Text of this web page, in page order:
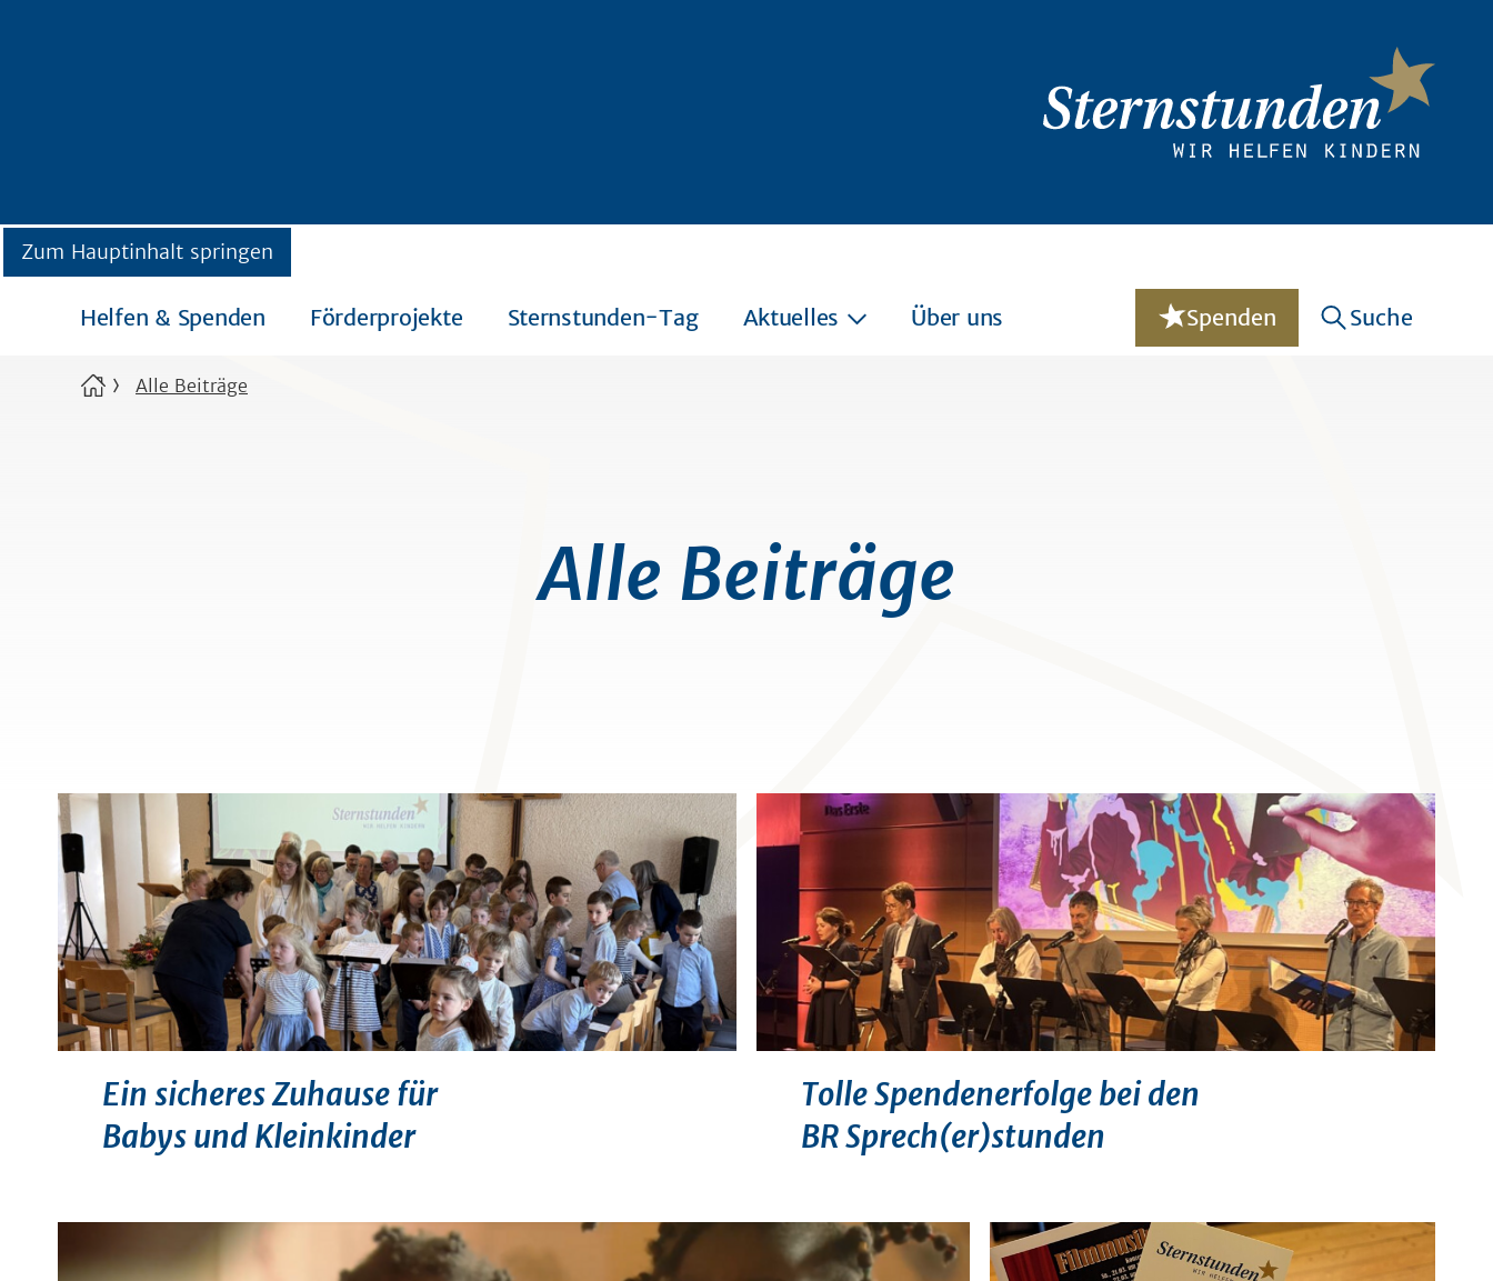
Zum Hauptinhalt springen
Helfen & Spenden Förderprojekte Sternstunden-Tag Aktuelles Über uns Spenden Suche
Alle Beiträge
Alle Beiträge
Ein sicheres Zuhause für
Babys und Kleinkinder
Tolle Spendenerfolge bei den
BR Sprech(er)stunden